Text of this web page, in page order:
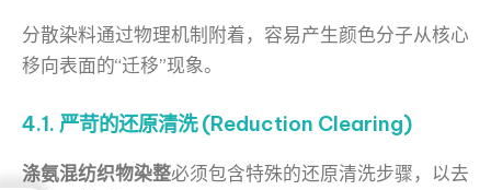
分散染料通过物理机制附着，容易产生颜色分子从核心
移向表面的“迁移”现象。
4.1. 严苛的还原清洗 (Reduction Clearing)
涤氨混纺织物染整必须包含特殊的还原清洗步骤，以去